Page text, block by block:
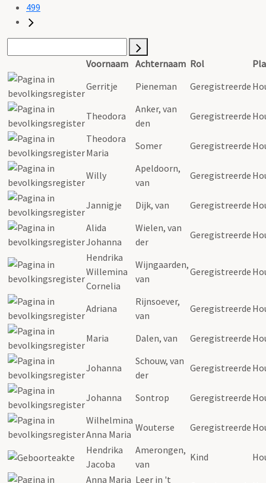
499
Voornaam Achternaam Rol
Gerritje
Pieneman Geregistreerde
Theodora
Anker, van
den
Geregistreerde
Theodora
Maria
Somer Geregistreerde
Willy
Apeldoorn,
van
Geregistreerde
Jannigje Dijk, van Geregistreerde
Alida
Johanna
Wielen, van
der
Geregistreerde
Hendrika
Willemina
Cornelia
Wijngaarden,
van
Geregistreerde
Adriana
Rijnsoever,
van
Geregistreerde
Maria Dalen, van Geregistreerde
Johanna
Schouw, van
der
Geregistreerde
Johanna Sontrop Geregistreerde
Wilhelmina
Anna Maria
Wouterse Geregistreerde
Hendrika
Jacoba
Amerongen,
van
Kind
Anna Maria Leer in 't